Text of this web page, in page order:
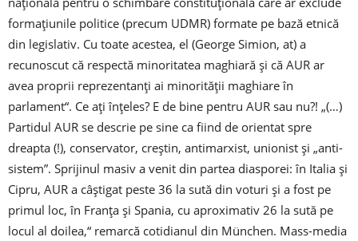
formațiunile politice (precum UDMR) formate pe bază etnică
din legislativ. Cu toate acestea, el (George Simion, at) a
recunoscut că respectă minoritatea maghiară și că AUR ar
avea proprii reprezentanți ai minorității maghiare în
parlament“. Ce ați înțeles? E de bine pentru AUR sau nu?! „(…)
Partidul AUR se descrie pe sine ca fiind de orientat spre
dreapta (!), conservator, creștin, antimarxist, unionist și „anti-
sistem”. Sprijinul masiv a venit din partea diasporei: în Italia și
Cipru, AUR a câștigat peste 36 la sută din voturi și a fost pe
primul loc, în Franța și Spania, cu aproximativ 26 la sută pe
locul al doilea,“ remarcă cotidianul din München. Mass-media